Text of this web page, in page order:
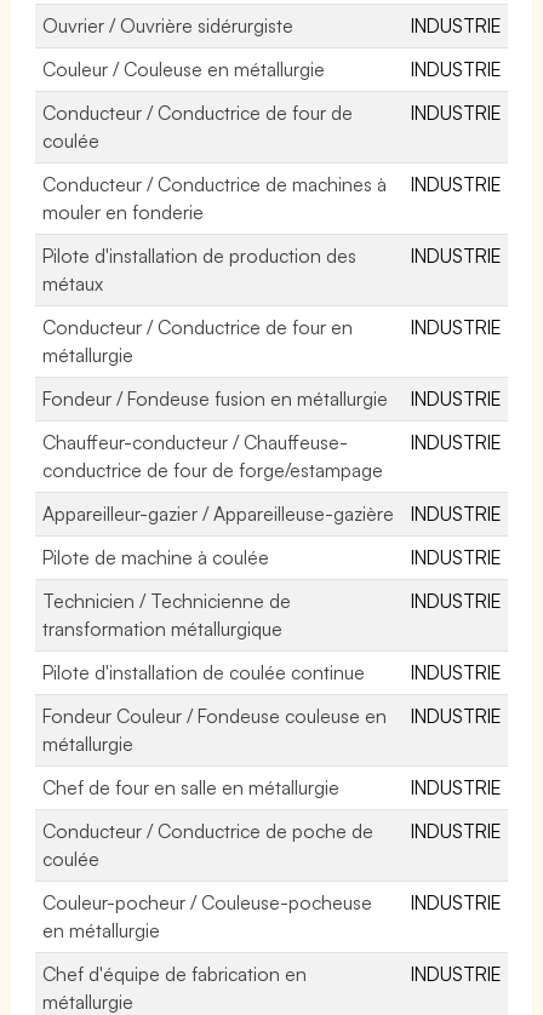
Ouvrier / Ouvrière sidérurgiste
INDUSTRIE
Couleur / Couleuse en métallurgie
INDUSTRIE
Conducteur / Conductrice de four de
coulée
INDUSTRIE
Conducteur / Conductrice de machines à
mouler en fonderie
INDUSTRIE
Pilote d'installation de production des
métaux
INDUSTRIE
Conducteur / Conductrice de four en
métallurgie
INDUSTRIE
Fondeur / Fondeuse fusion en métallurgie
INDUSTRIE
Chauffeur-conducteur / Chauffeuse-
conductrice de four de forge/estampage
INDUSTRIE
Appareilleur-gazier / Appareilleuse-gazière
INDUSTRIE
Pilote de machine à coulée
INDUSTRIE
Technicien / Technicienne de
transformation métallurgique
INDUSTRIE
Pilote d'installation de coulée continue
INDUSTRIE
Fondeur Couleur / Fondeuse couleuse en
métallurgie
INDUSTRIE
Chef de four en salle en métallurgie
INDUSTRIE
Conducteur / Conductrice de poche de
coulée
INDUSTRIE
Couleur-pocheur / Couleuse-pocheuse
en métallurgie
INDUSTRIE
Chef d'équipe de fabrication en
métallurgie
INDUSTRIE